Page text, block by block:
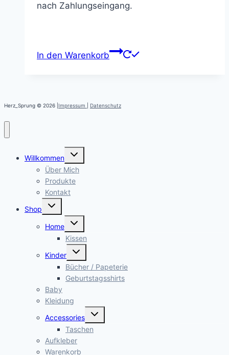
nach Zahlungseingang.
In den Warenkorb
Herz_Sprung © 2026 | Impressum Datenschutz
Willkommen
Untermenü
öffnen
Über Mich
Produkte
Kontakt
Shop
Untermenü
öffnen
Home
Untermenü
öffnen
Kissen
Kinder
Untermenü
öffnen
Bücher / Papeterie
Geburtstagsshirts
Baby
Kleidung
Accessories
Untermenü
öffnen
Taschen
Aufkleber
Warenkorb